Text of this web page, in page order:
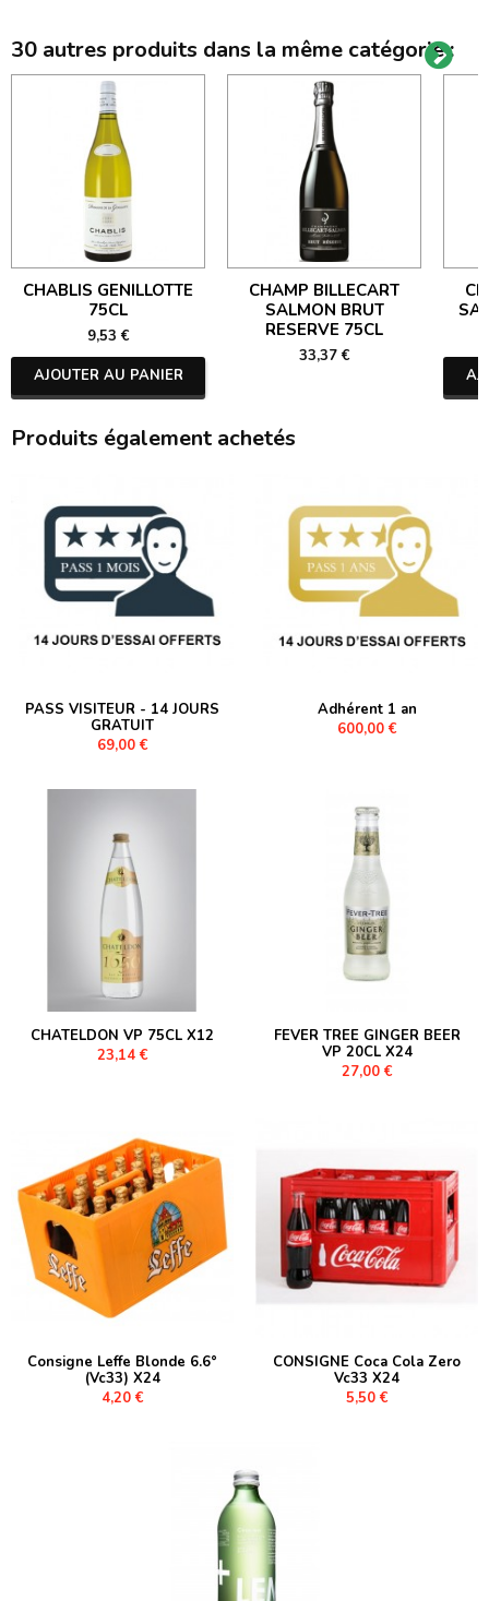
30 autres produits dans la même catégorie :
CHABLIS GENILLOTTE
75CL
9,53 €
AJOUTER AU PANIER
CHAMP BILLECART
SALMON BRUT
RESERVE 75CL
33,37 €
Produits également achetés
PASS VISITEUR - 14 JOURS
GRATUIT
69,00 €
Adhérent 1 an
600,00 €
CHATELDON VP 75CL X12
23,14 €
FEVER TREE GINGER BEER
VP 20CL X24
27,00 €
Consigne Leffe Blonde 6.6°
(Vc33) X24
4,20 €
CONSIGNE Coca Cola Zero
Vc33 X24
5,50 €